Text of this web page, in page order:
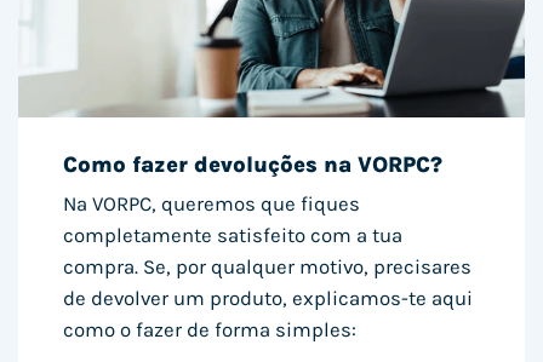
Como fazer devoluções na VORPC?
Na VORPC, queremos que fiques
completamente satisfeito com a tua
compra. Se, por qualquer motivo, precisares
de devolver um produto, explicamos-te aqui
como o fazer de forma simples: